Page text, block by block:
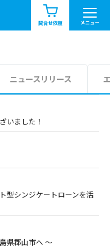
問合せ依頼 メニュー
お知らせ一覧
ニュースリリース
いました！
型シンジケートローンを活
県郡山市へ ～